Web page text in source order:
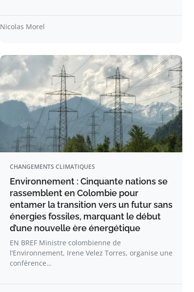
Nicolas Morel
CHANGEMENTS CLIMATIQUES
Environnement : Cinquante nations se
rassemblent en Colombie pour
entamer la transition vers un futur sans
énergies fossiles, marquant le début
d’une nouvelle ère énergétique
EN BREF Ministre colombienne de
l’Environnement, Irene Velez Torres, organise une
conférence…